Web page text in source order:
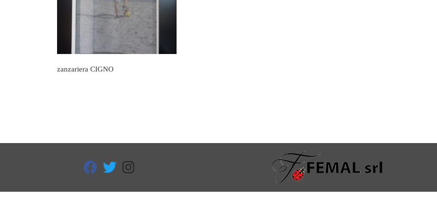
zanzariera CIGNO
fab fa-facebook
fab fa-twitter